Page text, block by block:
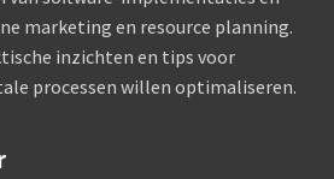
marketing en resource planning.
inzichten en tips voor
processen willen optimaliseren.